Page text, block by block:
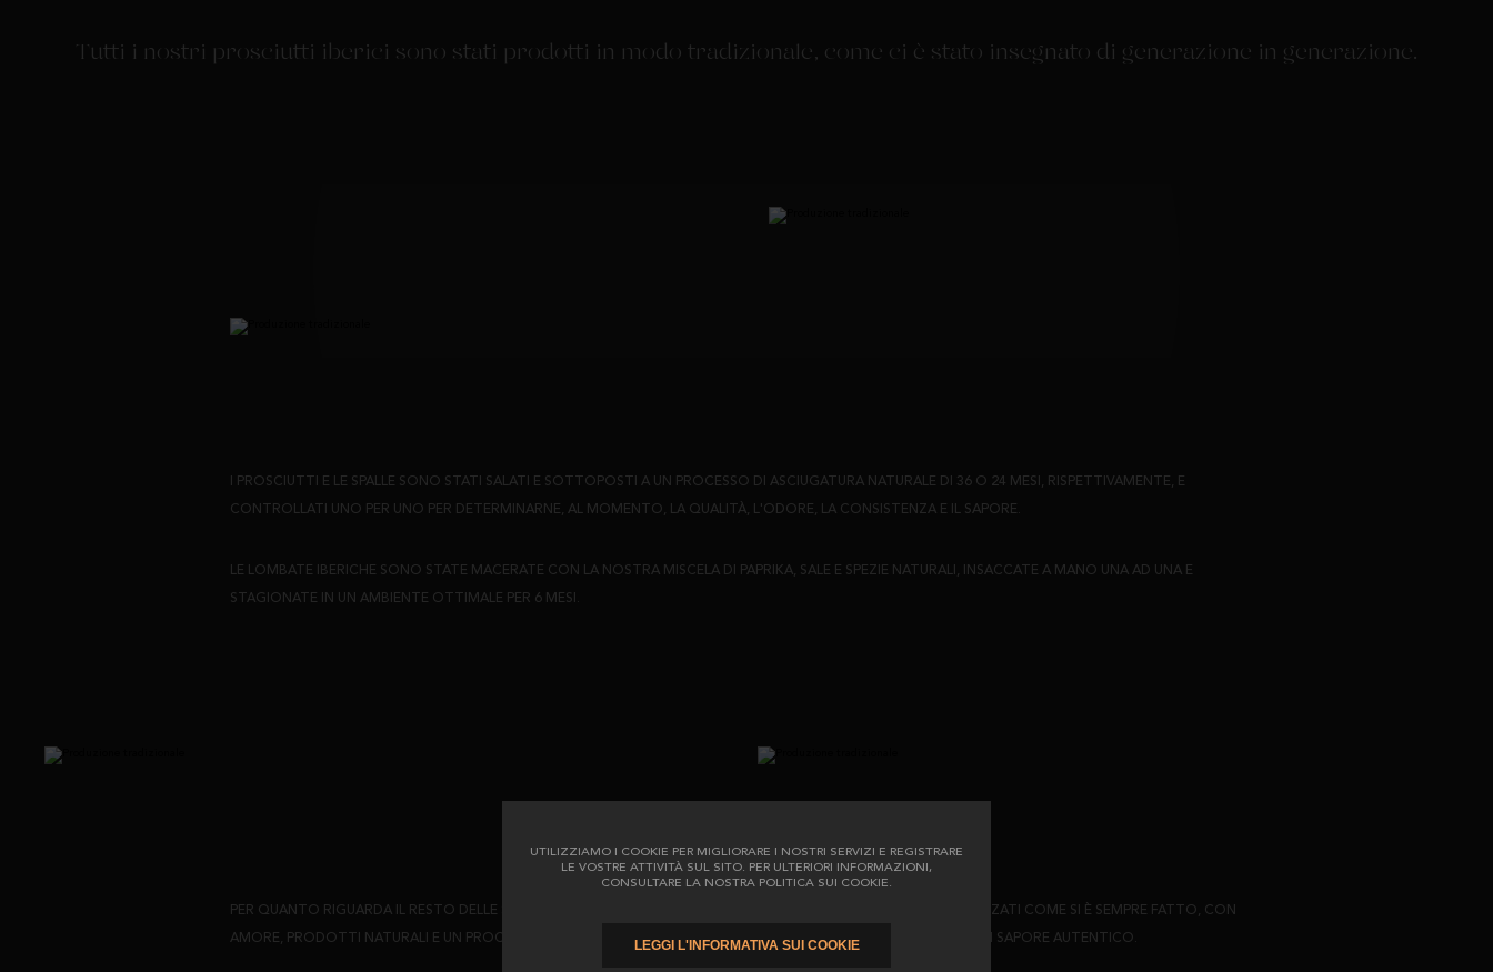
UTILIZZIAMO I COOKIE PER MIGLIORARE I NOSTRI SERVIZI E REGISTRARE
LE VOSTRE ATTIVITÀ SUL SITO. PER ULTERIORI INFORMAZIONI,
CONSULTARE LA NOSTRA POLITICA SUI COOKIE.
Tutti i nostri prosciutti iberici sono stati prodotti in modo tradizionale, come ci è stato insegnato di generazione in generazione.
I PROSCIUTTI E LE SPALLE SONO STATI SALATI E SOTTOPOSTI A UN PROCESSO DI ASCIUGATURA NATURALE DI 36 O 24 MESI, RISPETTIVAMENTE, E
CONTROLLATI UNO PER UNO PER DETERMINARNE, AL MOMENTO, LA QUALITÀ, L'ODORE, LA CONSISTENZA E IL SAPORE.
LE LOMBATE IBERICHE SONO STATE MACERATE CON LA NOSTRA MISCELA DI PAPRIKA, SALE E SPEZIE NATURALI, INSACCATE A MANO UNA AD UNA E
STAGIONATE IN UN AMBIENTE OTTIMALE PER 6 MESI.
PER QUANTO RIGUARDA IL RESTO DELLE SALSICCE, DEI CHORIZOS E DEI SALCHICHONES IBERICI, LI ABBIAMO REALIZZATI COME SI È SEMPRE FATTO, CON
AMORE, PRODOTTI NATURALI E UN PROCESSO DI STAGIONATURA DI CIRCA 8 MESI. QUESTO CONFERISCE LORO UN SAPORE AUTENTICO.
LEGGI L'INFORMATIVA SUI COOKIE